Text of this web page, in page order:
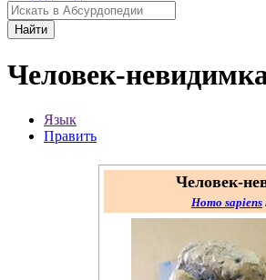
Найти
Человек-
Язык
Править
Человек-
Homo sapiens